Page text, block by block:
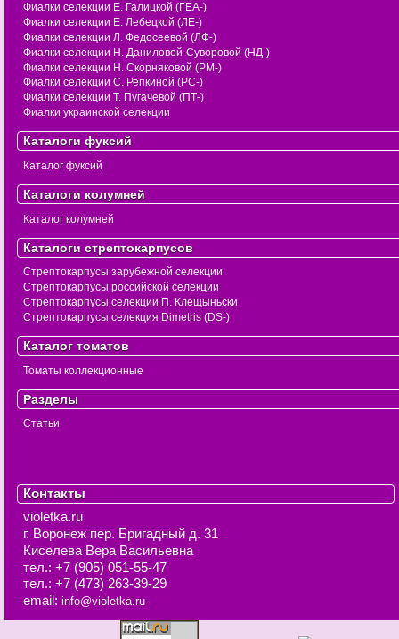
Фиалки селекции Е. Галицкой (ГЕА-)
Фиалки селекции Е. Лебецкой (ЛЕ-)
Фиалки селекции Л. Федосеевой (ЛФ-)
Фиалки селекции Н. Даниловой-Суворовой (НД-)
Фиалки селекции Н. Скорняковой (РМ-)
Фиалки селекции С. Репкиной (РС-)
Фиалки селекции Т. Пугачевой (ПТ-)
Фиалки украинской селекции
Каталоги фуксий
Каталог фуксий
Каталоги колумней
Каталог колумней
Каталоги стрептокарпусов
Стрептокарпусы зарубежной селекции
Стрептокарпусы российской селекции
Стрептокарпусы селекции П. Клещыньски
Стрептокарпусы селекция Dimetris (DS-)
Каталог томатов
Томаты коллекционные
Разделы
Статьи
Контакты
violetka.ru
г. Воронеж пер. Бригадный д. 31
Киселева Вера Васильевна
тел.: +7 (905) 051-55-47
тел.: +7 (473) 263-39-29
email: info@violetka.ru